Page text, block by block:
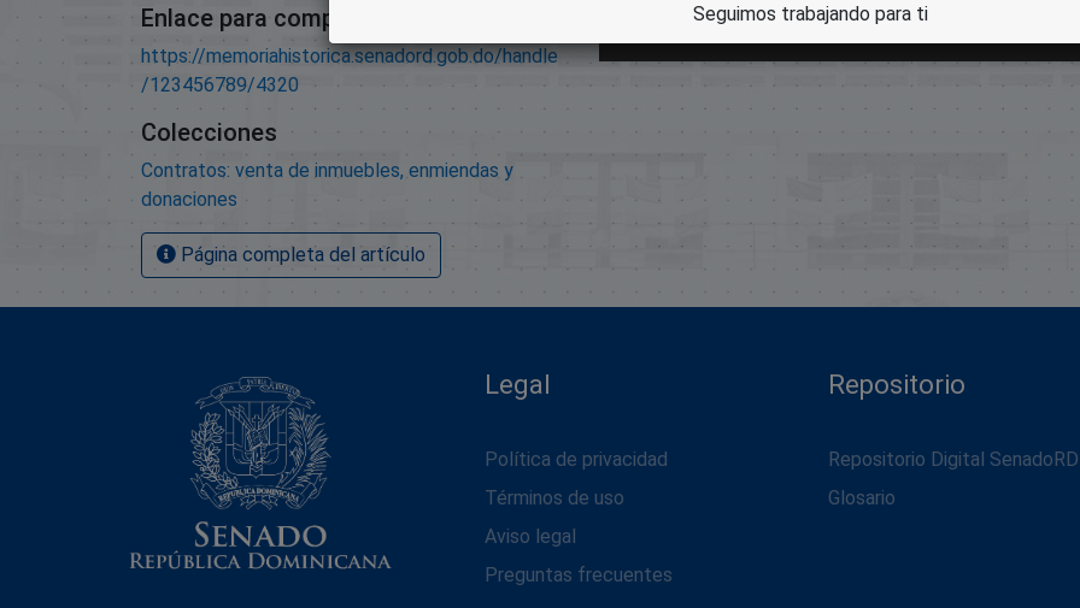
Enlace para compartir este artículo
https://memoriahistorica.senadord.gob.do/handle
/123456789/4320
Colecciones
Contratos: venta de inmuebles, enmiendas y
donaciones
Página completa del artículo
Legal
Política de privacidad
Términos de uso
Aviso legal
Preguntas frecuentes
Repositorio
Repositorio Digital SenadoRD
Glosario
Seguimos trabajando para ti